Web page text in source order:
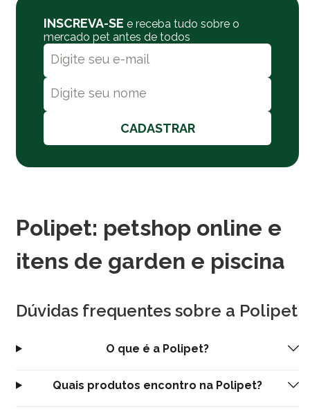
INSCREVA-SE e receba tudo sobre o
mercado pet antes de todos
CADASTRAR
Polipet: petshop online e
itens de garden e piscina
Dúvidas frequentes sobre a Polipet
O que é a Polipet?
Quais produtos encontro na Polipet?